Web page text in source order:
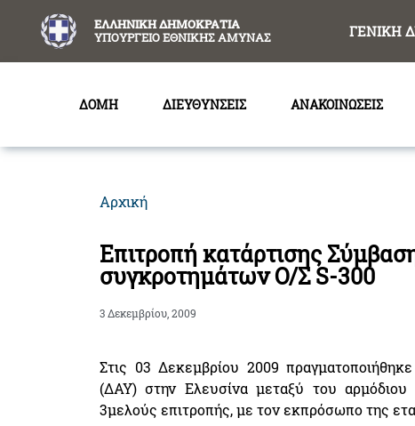
ΕΛΛΗΝΙΚΗ ΔΗΜΟΚΡΑΤΙΑ
ΥΠΟΥΡΓΕΙΟ ΕΘΝΙΚΗΣ ΑΜΥΝΑΣ
ΓΕΝΙΚΗ
ΔΟΜΗ ΔΙΕΥΘΥΝΣΕΙΣ ΑΝΑΚΟΙΝΩΣΕΙΣ
Αρχική
Επιτροπή κατάρτισης
συγκροτημάτων Ο/Σ S-300
3 Δεκεμβρίου, 2009
Στις 03 Δεκεμβρίου 2009
(ΔΑΥ) στην Ελευσίνα μεταξύ του
3μελούς επιτροπής, με τον εκπρόσωπο της